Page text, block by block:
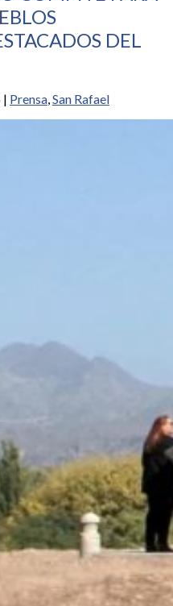
DEL
| Prensa,San Rafael